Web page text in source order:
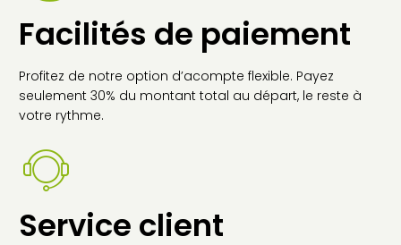
Facilités de paiement
Profitez de notre option d’acompte flexible. Payez
seulement 30% du montant total au départ, le reste à
votre rythme.
Service client